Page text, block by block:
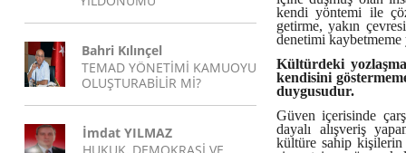
Bahri Kılınçel
TEMAD YÖNETİMİ KAMUOYU
OLUŞTURABİLİR Mİ?
İmdat YILMAZ
kendi yöntemi ile
getirme, yakın
denetimi
Kültürdeki
kendisini
duygusudur.
Güven içerisinde
dayalı alışveriş
kültüre sahip kişilerin